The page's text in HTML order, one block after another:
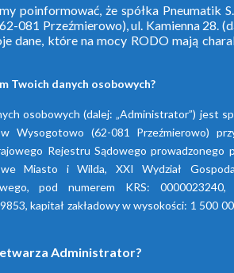
W ofercie naszej
poinformować, że spółka Pneumatik
081 Przeźmierowo), ul. Kamienna 28.
dane, które na mocy RODO mają
Twoich danych osobowych?
osobowych (dalej: „Administrator”) jest
Wysogotowo (62-081 Przeźmierowo)
Rejestru Sądowego prowadzonego
Miasto i Wilda, XXI Wydział
pod numerem KRS: 0000023240,
kapitał zakładowy w wysokości: 1 500
Administrator?